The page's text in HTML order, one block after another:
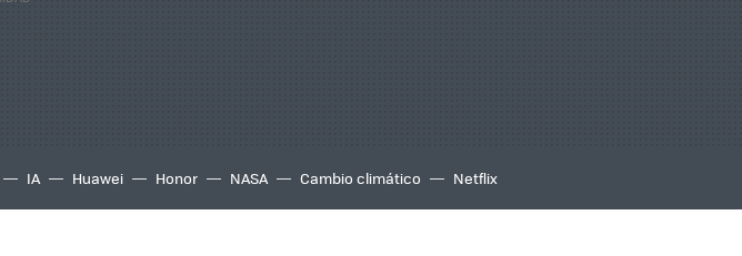
IA Huawei Honor NASA Cambio climático Netflix